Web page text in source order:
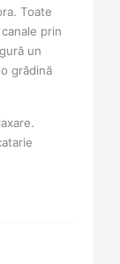
Toate
prin
un
grădină